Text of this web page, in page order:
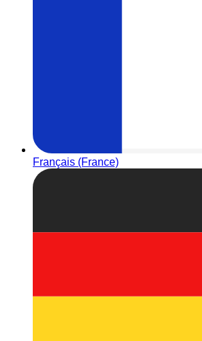
Français (France)